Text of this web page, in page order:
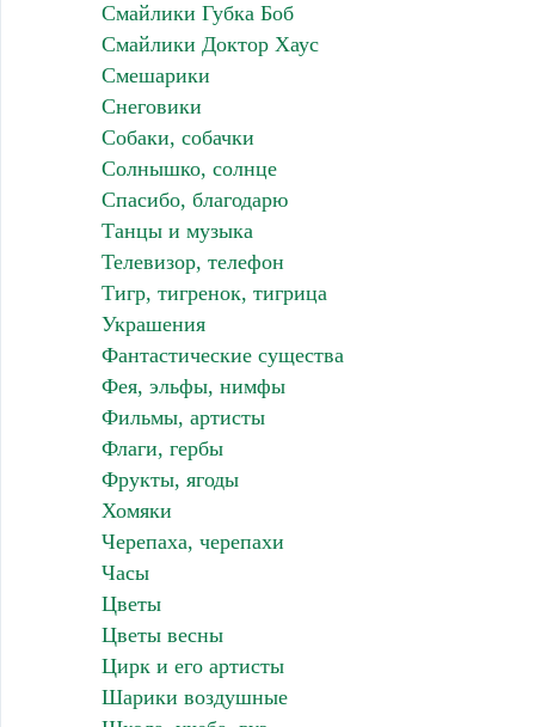
Смайлики Губка Боб
Смайлики Доктор Хаус
Смешарики
Снеговики
Собаки, собачки
Солнышко, солнце
Спасибо, благодарю
Танцы и музыка
Телевизор, телефон
Тигр, тигренок, тигрица
Украшения
Фантастические существа
Фея, эльфы, нимфы
Фильмы, артисты
Флаги, гербы
Фрукты, ягоды
Хомяки
Черепаха, черепахи
Часы
Цветы
Цветы весны
Цирк и его артисты
Шарики воздушные